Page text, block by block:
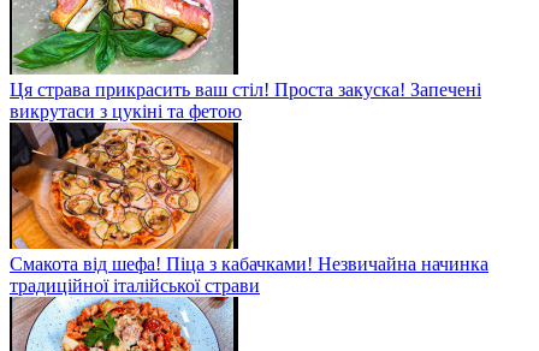
Ця страва прикрасить ваш стіл! Проста закуска! Запечені
викрутаси з цукіні та фетою
Смакота від шефа! Піца з кабачками! Незвичайна начинка
традиційної італійської страви